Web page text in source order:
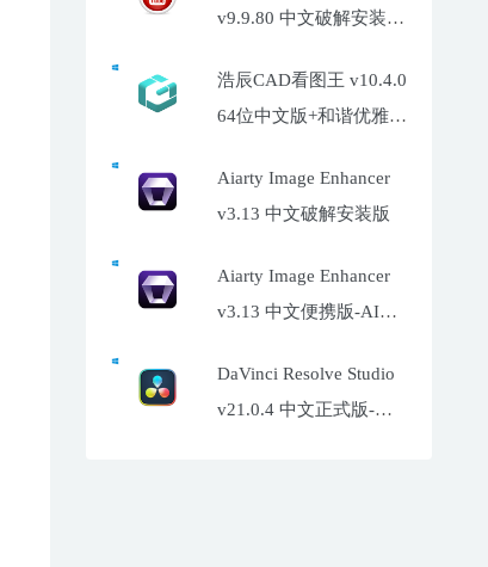
v9.9.80 中文破解安装
工具
浩辰CAD看图王 v10.4.0
64位中文版+和谐优雅补
Aiarty Image Enhancer
v3.13 中文破解安装版
Aiarty Image Enhancer
v3.13 中文便携版-AI照
DaVinci Resolve Studio
v21.0.4 中文正式版-达